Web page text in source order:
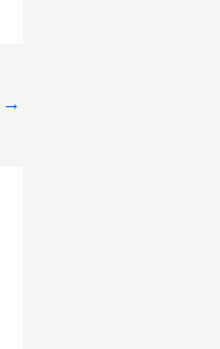
→